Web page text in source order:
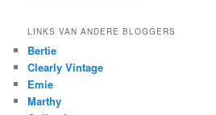
LINKS VAN ANDERE BLOGGERS
Bertie
Clearly Vintage
Emie
Marthy